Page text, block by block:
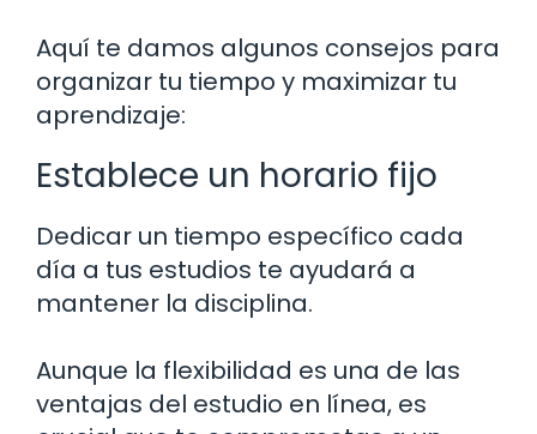
Aquí te damos algunos consejos para
organizar tu tiempo y maximizar tu
aprendizaje:
Establece un horario fijo
Dedicar un tiempo específico cada
día a tus estudios te ayudará a
mantener la disciplina.
Aunque la flexibilidad es una de las
ventajas del estudio en línea, es